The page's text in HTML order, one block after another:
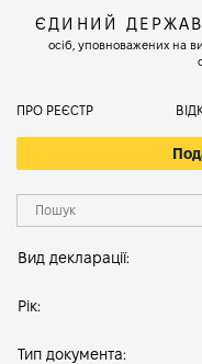
ЄДИНИЙ
осіб, уповноважених на
ПРО РЕЄСТР
Вид декларації:
Рік:
Тип документа: